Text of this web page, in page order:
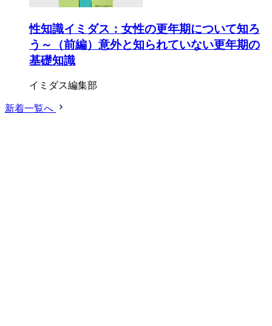
性知識イミダス：女性の更年期について知ろ
う～（前編）意外と知られていない更年期の
基礎知識
イミダス編集部
新着一覧へ